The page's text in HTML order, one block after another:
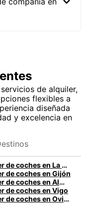
de alquiler,
flexibles a
diseñada
y excelencia en
Alquiler de coches en La Coruña
de coches en Gijón
Alquiler de coches en Almería
de coches en Vigo
Alquiler de coches en Oviedo